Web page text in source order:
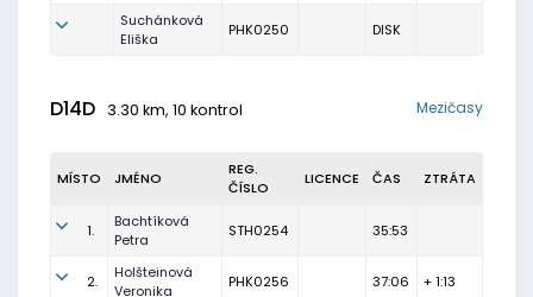
Suchánková
Eliška
PHK0250 DISK
D14D 3.30 km, 10 kontrol Mezičasy
MÍSTO JMÉNO
REG.
ČÍSLO
LICENCE ČAS ZTRÁTA
1.
Bachtíková
Petra
STH0254 35:53
2.
Holšteinová
Veronika
PHK0256 37:06 + 1:13